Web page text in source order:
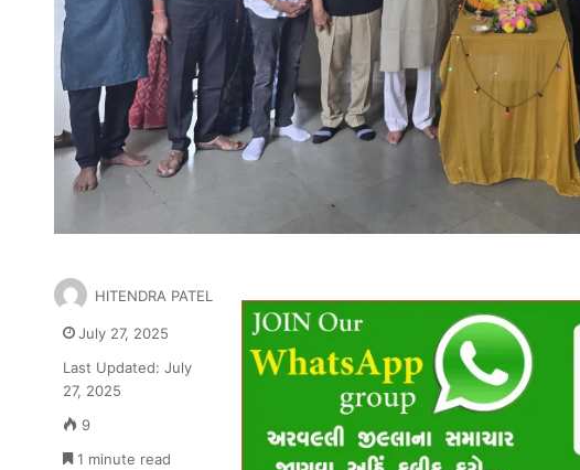
HITENDRA PATEL
July 27, 2025
Last Updated: July
27, 2025
9
1 minute read